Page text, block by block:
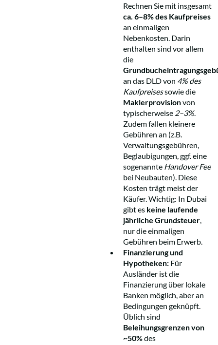
Rechnen Sie mit insgesamt
ca. 6–8% des Kaufpreises
an einmaligen
Nebenkosten. Darin
enthalten sind vor allem
die
an das DLD von 4% des
Kaufpreisessowie die
Maklerprovisionvon
typischerweise 2–3%.
Zudem fallen kleinere
Gebühren an (z.B.
Verwaltungsgebühren,
Beglaubigungen, ggf. eine
sogenannte Handover Fee
bei Neubauten). Diese
Kosten trägt meist der
Käufer. Wichtig: In Dubai
gibt es keine laufende
jährliche Grundsteuer
nur die einmaligen
Gebühren beim Erwerb.
Finanzierung und
Hypotheken: Für
Ausländer ist die
Finanzierung über lokale
Banken möglich, aber an
Bedingungen geknüpft.
Üblich sind
Beleihungsgrenzen von
~50%des